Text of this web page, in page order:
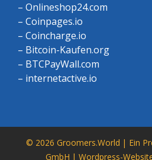
– Onlineshop24.com
– Coinpages.io
– Coincharge.io
– Bitcoin-Kaufen.org
– BTCPayWall.com
– internetactive.io
© 2026 Groomers.World | Ein
GmbH | Wordpress-